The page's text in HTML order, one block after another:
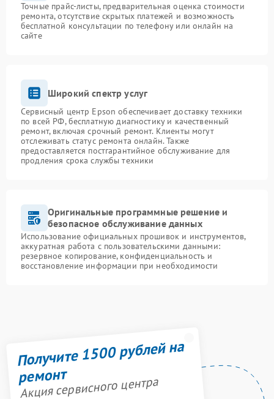
Точные прайс-листы, предварительная оценка стоимости
ремонта, отсутствие скрытых платежей и возможность
бесплатной консультации по телефону или онлайн на
сайте
Широкий спектр услуг
Сервисный центр Epson обеспечивает доставку техники
по всей РФ, бесплатную диагностику и качественный
ремонт, включая срочный ремонт. Клиенты могут
отслеживать статус ремонта онлайн. Также
предоставляется постгарантийное обслуживание для
продления срока службы техники
Оригинальные программные решение и
безопасное обслуживание данных
Использование официальных прошивок и инструментов,
аккуратная работа с пользовательскими данными:
резервное копирование, конфиденциальность и
восстановление информации при необходимости
Получите 1500 рублей на
ремонт
Акция сервисного центра